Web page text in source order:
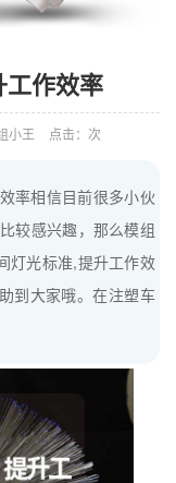
作效率
小王 点击：次
率相信目前很多小伙
较感兴趣，那么模组
灯光标准,提升工作效
到大家哦。在注塑车